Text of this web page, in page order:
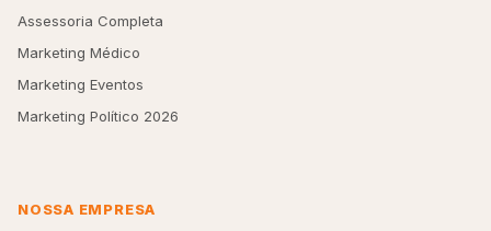
Assessoria Completa
Marketing Médico
Marketing Eventos
Marketing Político 2026
NOSSA EMPRESA